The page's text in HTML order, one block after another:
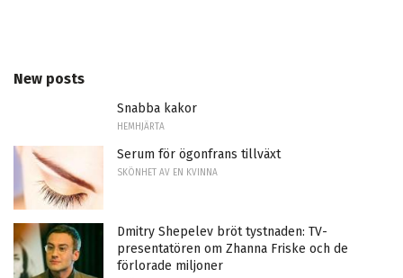
New posts
Snabba kakor
HEMHJÄRTA
Serum för ögonfrans tillväxt
SKÖNHET AV EN KVINNA
Dmitry Shepelev bröt tystnaden: TV-
presentatören om Zhanna Friske och de
förlorade miljoner